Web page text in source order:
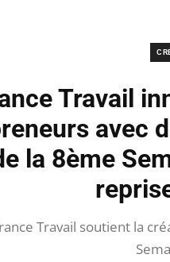
Travail
avec
la 8ème
Travail soutient la